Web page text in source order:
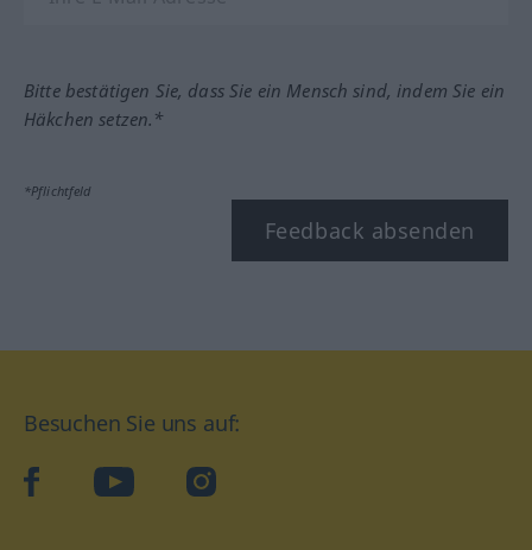
Bitte bestätigen Sie, dass Sie ein Mensch sind, indem Sie ein
Häkchen setzen.*
*Pflichtfeld
Feedback absenden
Besuchen Sie uns auf:
facebookYouTube Instagram